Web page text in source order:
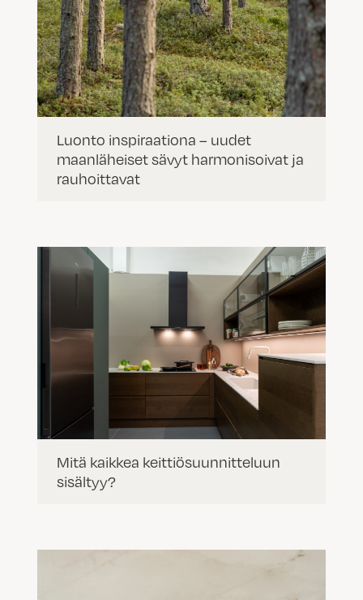
Luonto inspiraationa – uudet
maanläheiset sävyt harmonisoivat ja
rauhoittavat
Mitä kaikkea keittiösuunnitteluun
sisältyy?